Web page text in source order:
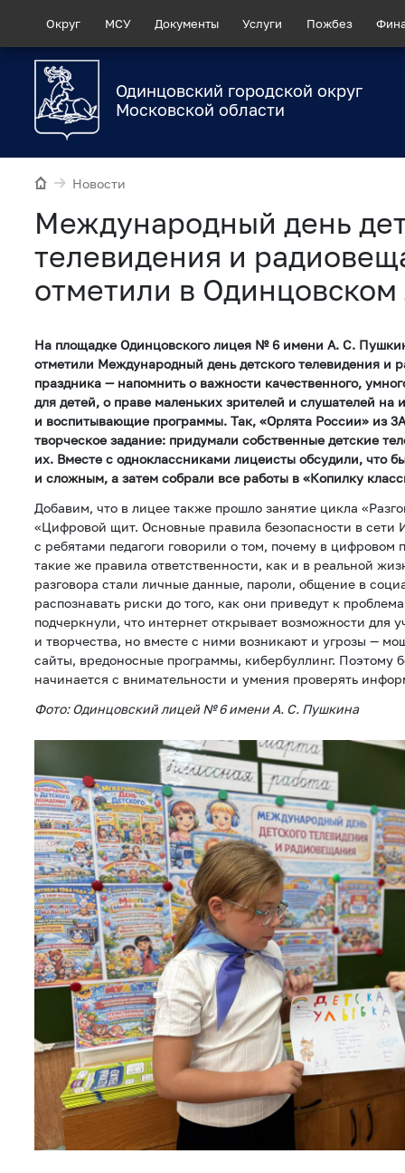
Округ МСУ Документы Услуги Пожбез
Одинцовский городской округ
Московской области
Новости
Международный день
телевидения и
отметили в
На площадке Одинцовского лицея № 6 имени А. С.
отметили Международный день детского телевидения и
праздника — напомнить о важности качественного,
для детей, о праве маленьких зрителей и слушателей
и воспитывающие программы. Так, «Орлята России» из
творческое задание: придумали собственные детские
их. Вместе с одноклассниками лицеисты обсудили, что
и сложным, а затем собрали все работы в «Копилку
Добавим, что в лицее также прошло занятие цикла
«Цифровой щит. Основные правила безопасности в сети
с ребятами педагоги говорили о том, почему в цифровом
такие же правила ответственности, как и в реальной
разговора стали личные данные, пароли, общение в
распознавать риски до того, как они приведут к
подчеркнули, что интернет открывает возможности для
и творчества, но вместе с ними возникают и угрозы —
сайты, вредоносные программы, кибербуллинг. Поэтому
начинается с внимательности и умения проверять
Фото: Одинцовский лицей № 6 имени А. С. Пушкина